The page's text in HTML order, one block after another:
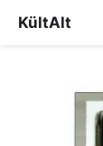
KültAlt